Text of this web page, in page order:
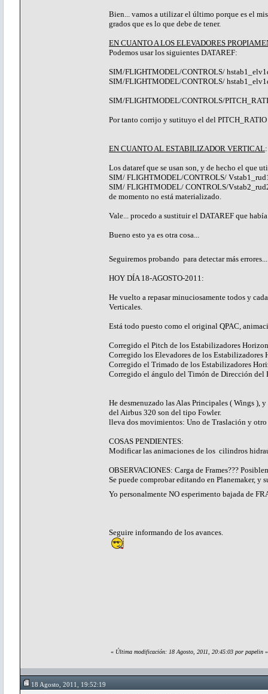
Bien... vamos a utilizar el último porque es el
grados que es lo que debe de tener.
EN CUANTO A LOS ELEVADORES
Podemos usar los siguientes DATAREF:
SIM/FLIGHTMODEL/CONTROLS/
SIM/FLIGHTMODEL/CONTROLS/
SIM/FLIGHTMODEL/CONTROLS/
Por tanto corrijo y sutituyo el del
EN CUANTO AL ESTABILIZADOR VERTICAL
Los dataref que se usan son, y de hecho el que
SIM/ FLIGHTMODEL/CONTROLS/
SIM/ FLIGHTMODEL/ CONTROLS/
de momento no está materializado.
Vale... procedo a sustituir el DATAREF que
Bueno esto ya es otra cosa...
Seguiremos probando para detectar más
HOY DÍA 18-AGOSTO-2011:
He vuelto a repasar minuciosamente todos y
Verticales.
Está todo puesto como el original QPAC,
Corregido el Pitch de los Estabilizadores
Corregido los Elevadores de los Estabilizadores
Corregido el Trimado de los Estabilizadores
Corregido el ángulo del Timón de Dirección del
He desmenuzado las Alas Principales ( Wings ),
del Airbus 320 son del tipo Fowler.
lleva dos movimientos: Uno de Traslación y
COSAS PENDIENTES:
Modificar las animaciones de los cilindros
OBSERVACIONES: Carga de Frames???
Se puede comprobar editando en Planemaker,
Yo personalmente NO esperimento bajada de
Seguire informando de los avances.
« Última modificación: 18 Agosto, 2011, 20:45:03 por papelin »
18 Agosto, 2011, 19:52:19